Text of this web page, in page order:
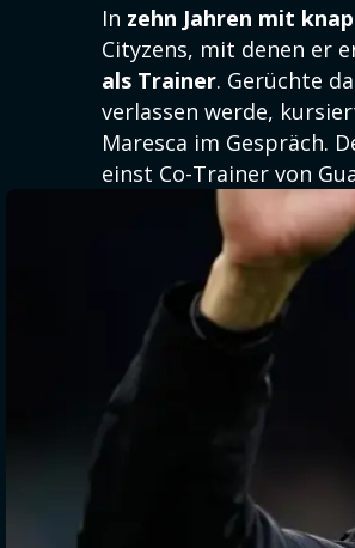
In zehn Jahren mit
Cityzens, mit denen er
als Trainer. Gerüchte
verlassen werde,
Maresca im Gespräch.
einst Co-Trainer von